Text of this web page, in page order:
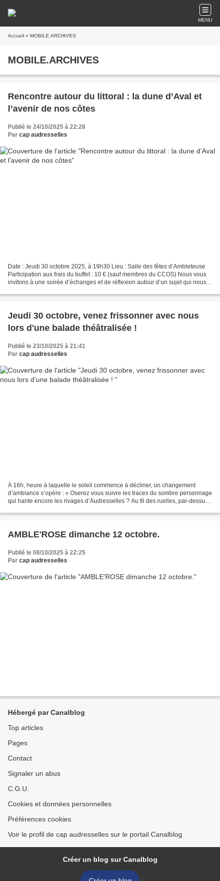
MENU
Accueil » MOBILE.ARCHIVES
MOBILE.ARCHIVES
Rencontre autour du littoral : la dune d’Aval et
l’avenir de nos côtes
Publié le 24/10/2025 à 22:28
Par cap audresselles
Date : Jeudi 30 octobre 2025, à 19h30 Lieu : Salle des fêtes d’Ambleteuse
Participation aux frais du buffet : 10 € (sauf membres du CCOS) Nous vous
invitons à une soirée d’échanges et de réflexion autour d’un sujet qui nous
Jeudi 30 octobre, venez frissonner avec nous
lors d'une balade théâtralisée !
Publié le 23/10/2025 à 21:41
Par cap audresselles
À 16h, heure à laquelle le soleil commence à décliner, un changement
d’ambiance s’opère : « Oserez vous suivre les traces du sombre personnage
qui hante encore les rivages d’Audresselles ? Au fil des ruelles, par-dessus
AMBLE'ROSE dimanche 12 octobre.
Publié le 08/10/2025 à 22:25
Par cap audresselles
Hébergé par Canalblog
Top articles
Pages
Contact
Signaler un abus
C.G.U.
Cookies et données personnelles
Préférences cookies
Voir le profil de cap audresselles sur le portail Canalblog
Créer un blog sur Canalblog